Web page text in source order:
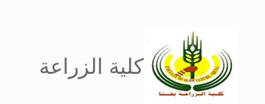
كلية الزراعة